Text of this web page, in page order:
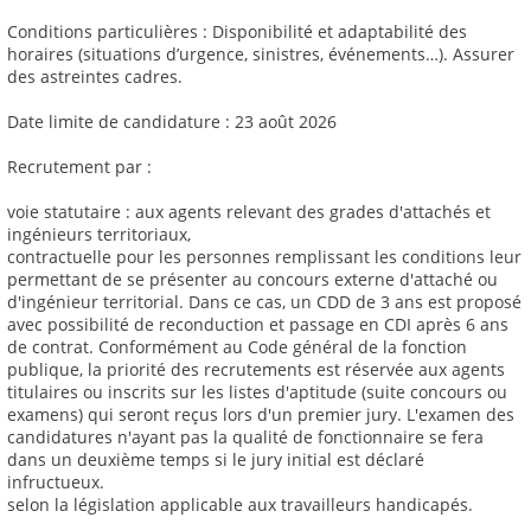
Conditions particulières : Disponibilité et adaptabilité des
horaires (situations d’urgence, sinistres, événements…). Assurer
des astreintes cadres.
Date limite de candidature : 23 août 2026
Recrutement par :
voie statutaire : aux agents relevant des grades d'attachés et
ingénieurs territoriaux,
contractuelle pour les personnes remplissant les conditions leur
permettant de se présenter au concours externe d'attaché ou
d'ingénieur territorial. Dans ce cas, un CDD de 3 ans est proposé
avec possibilité de reconduction et passage en CDI après 6 ans
de contrat. Conformément au Code général de la fonction
publique, la priorité des recrutements est réservée aux agents
titulaires ou inscrits sur les listes d'aptitude (suite concours ou
examens) qui seront reçus lors d'un premier jury. L'examen des
candidatures n'ayant pas la qualité de fonctionnaire se fera
dans un deuxième temps si le jury initial est déclaré
infructueux.
selon la législation applicable aux travailleurs handicapés.